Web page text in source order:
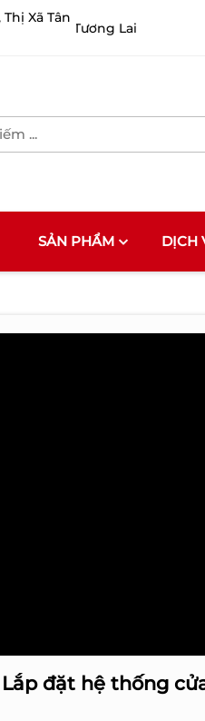
Xã Tân
Tới Tương Lai
SẢN PHẨM DỊCH
Lắp đặt hệ thống